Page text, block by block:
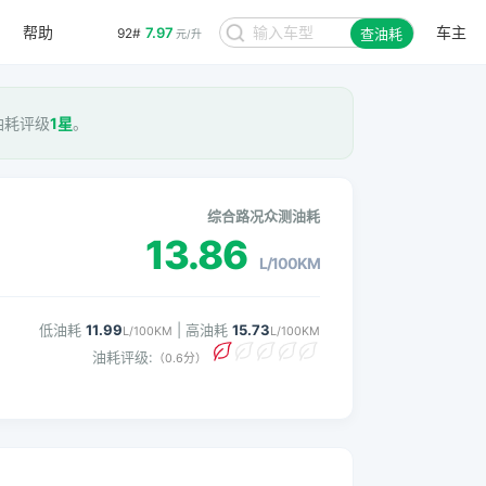
92# 7.97 元/升 查油耗 车主
帮助
评级1星。
综合路况众测油耗
13.86 L/100KM
低油耗 11.99L/100KM | 高油耗 15.73L/100KM
油耗评级: （0.6分）